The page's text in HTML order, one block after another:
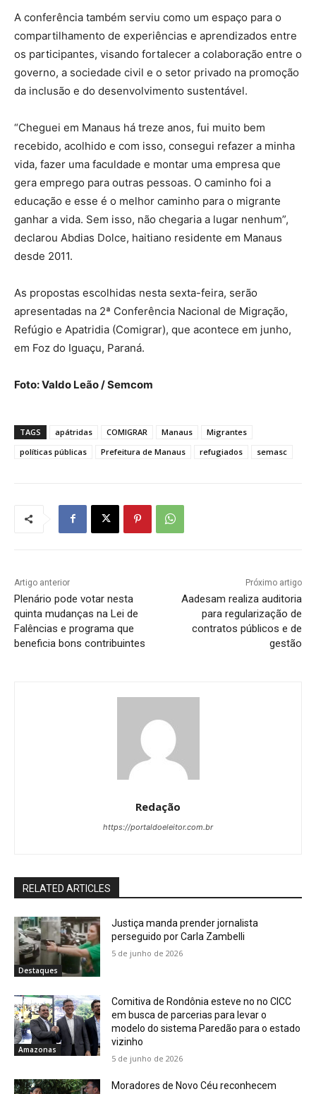
A conferência também serviu como um espaço para o
compartilhamento de experiências e aprendizados entre
os participantes, visando fortalecer a colaboração entre o
governo, a sociedade civil e o setor privado na promoção
da inclusão e do desenvolvimento sustentável.
“Cheguei em Manaus há treze anos, fui muito bem
recebido, acolhido e com isso, consegui refazer a minha
vida, fazer uma faculdade e montar uma empresa que
gera emprego para outras pessoas. O caminho foi a
educação e esse é o melhor caminho para o migrante
ganhar a vida. Sem isso, não chegaria a lugar nenhum”,
declarou Abdias Dolce, haitiano residente em Manaus
desde 2011.
As propostas escolhidas nesta sexta-feira, serão
apresentadas na 2ª Conferência Nacional de Migração,
Refúgio e Apatridia (Comigrar), que acontece em junho,
em Foz do Iguaçu, Paraná.
Foto: Valdo Leão / Semcom
TAGS apátridas COMIGRAR Manaus
Migrantes
políticas públicas
Prefeitura de Manaus refugiados semasc
Artigo anterior
Plenário pode votar nesta
quinta mudanças na Lei de
Falências e programa que
beneficia bons contribuintes
Próximo artigo
Aadesam realiza auditoria
para regularização de
contratos públicos e de
gestão
Redação
https://portaldoeleitor.com.br
RELATED ARTICLES
Destaques
Justiça manda prender jornalista
perseguido por Carla Zambelli
5 de junho de 2026
Amazonas
Comitiva de Rondônia esteve no no CICC
em busca de parcerias para levar o
modelo do sistema Paredão para o estado
vizinho
5 de junho de 2026
Moradores de Novo Céu reconhecem